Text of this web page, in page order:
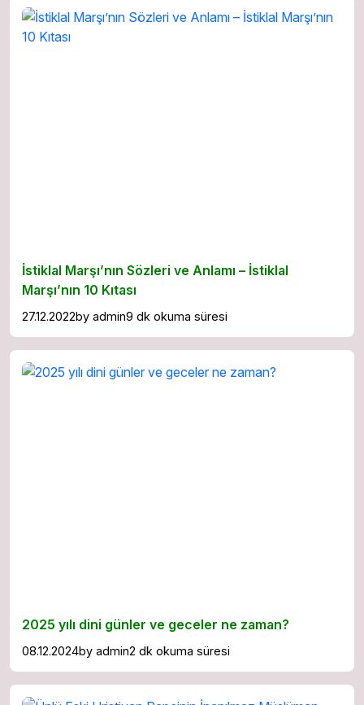
İstiklal Marşı’nın Sözleri ve Anlamı – İstiklal
Marşı’nın 10 Kıtası
27.12.2022by admin9 dk okuma süresi
2025 yılı dini günler ve geceler ne zaman?
08.12.2024by admin2 dk okuma süresi